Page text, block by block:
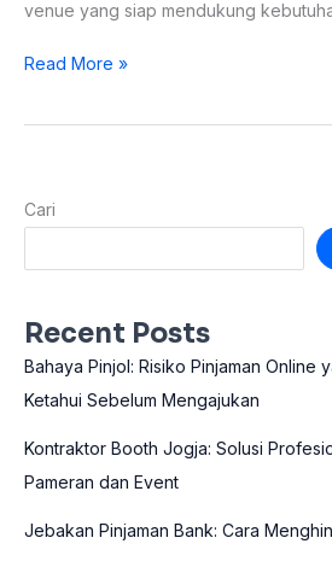
venue yang siap mendukung
Read More »
Cari
Recent Posts
Bahaya Pinjol: Risiko Pinjaman Online
Ketahui Sebelum Mengajukan
Kontraktor Booth Jogja: Solusi
Pameran dan Event
Jebakan Pinjaman Bank: Cara